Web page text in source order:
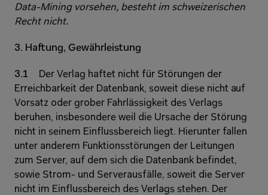
Data-Mining vorsehen, besteht im schweizerischen
Recht nicht.
3. Haftung, Gewährleistung
3.1
Der Verlag haftet nicht für Störungen der
Erreichbarkeit der Datenbank, soweit diese nicht auf
Vorsatz oder grober Fahrlässigkeit des Verlags
beruhen, insbesondere weil die Ursache der Störung
nicht in seinem Einflussbereich liegt. Hierunter fallen
unter anderem Funktionsstörungen der Leitungen
zum Server, auf dem sich die Datenbank befindet,
sowie Strom- und Serverausfälle, soweit die Server
nicht im Einflussbereich des Verlags stehen. Der